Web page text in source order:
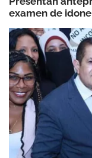
examen de